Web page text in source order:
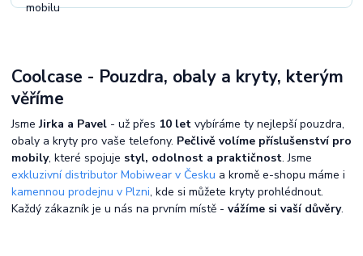
Coolcase - Pouzdra, obaly a kryty, kterým
věříme
JsmeJirka a Pavel - už přes 10 let vybíráme ty nejlepší pouzdra,
obaly a kryty pro vaše telefony. Pečlivě volíme příslušenství pro
mobily, které spojuje styl, odolnost a praktičnost. Jsme
exkluzivní distributor Mobiwear v Česku a kromě e-shopu máme i
kamennou prodejnu v Plzni, kde si můžete kryty prohlédnout.
Každý zákazník je u nás na prvním místě - vážíme si vaší důvěry.